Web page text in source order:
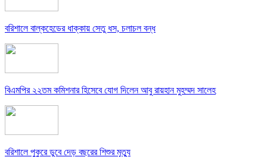
বরিশালে বাল্কহেডের ধাক্কায় সেতু ধস, চলাচল বন্ধ
বিএমপির ২২তম কমিশনার হিসেবে যোগ দিলেন আবু রায়হান মুহম্মদ সালেহ
বরিশালে পুকুরে ডুবে দেড় বছরের শিশুর মৃত্যু